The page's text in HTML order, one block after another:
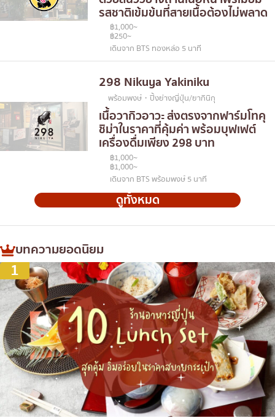
รสชาติเข้มข้นที่สายเนื้อต้องไม่พลาด
฿1,000~
฿250~
เดินจาก BTS ทองหล่อ 5 นาที
298 Nikuya Yakiniku
พร้อมพงษ์・ปิ้งย่างญี่ปุ่น/ยากินิกุ
เนื้อวากิวอาวะ ส่งตรงจากฟาร์มโทคุ
ชิม่าในราคาที่คุ้มค่า พร้อมบุฟเฟต์
เครื่องดื่มเพียง 298 บาท
฿1,000~
฿1,000~
เดินจาก BTS พร้อมพงษ์ 5 นาที
ดูทั้งหมด
บทความยอดนิยม
1